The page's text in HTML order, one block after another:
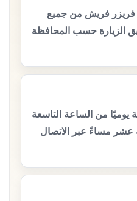
فريزر فريش من جميع
الزيارة حسب المحافظة
من الساعة التاسعة
عشر مساءً عبر الاتصال